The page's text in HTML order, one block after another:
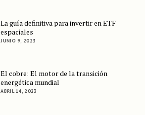
La guía definitiva para invertir en ETF
espaciales
JUNIO 9, 2023
El cobre: El motor de la transición
energética mundial
ABRIL 14, 2023